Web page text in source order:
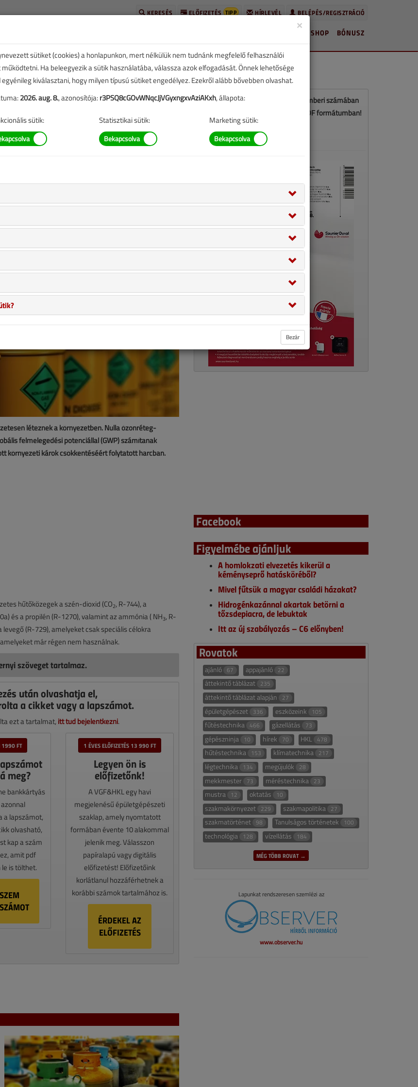
BELÉPÉS/REGISZTRÁCIÓ
HÍRLEVÉL
ELŐFIZETÉS TIPP
KERESÉS
BÓNUSZ
SHOP
TARTALOM
mára aktualitásukat veszíthették, valamint a
léteznek a környezetben. Nulla ózonréteg-
felmelegedési potenciállal (GWP) számítanak
környezeti károk csökkentéséért folytatott harcban.
hűtőközegek a szén-dioxid (CO2, R-744), a
és a propilén (R-1270), valamint az ammónia ( NH3, R-
levegő (R-729), amelyeket csak speciális célokra
amelyeket már régen nem használnak.
szöveget tartalmaz.
után olvashatja el,
a cikket vagy a lapszámot.
ezt a tartalmat, itt tud bejelentkezni.
1990 FT
meg?
bankkártyás
a lapszámot,
olvasható,
kap a szám
amit pdf
is tölthet.
1 ÉVES ELŐFIZETÉS 13 990 FT
Legyen ön is
előfizetőnk!
A VGF&HKL egy havi
megjelenésű épületgépészeti
szaklap, amely nyomtatott
formában évente 10 alakommal
jelenik meg. Válasszon
papíralapú vagy digitális
előfizetést! Előfizetőink
korlátlanul hozzáférhetnek a
korábbi számok tartalmához is.
ÉRDEKEL AZ
ELŐFIZETÉS
Ez a cikk a VGF&HKL 2020. szeptemberi számában
jelent meg. Töltse le a lapszámot PDF formátumban!
Facebook
Figyelmébe ajánljuk
A homlokzati elvezetés kikerül a
kéményseprő hatásköréből?
Mivel fűtsük a magyar családi házakat?
Hidrogénkazánnal akartak betörni a
tőzsdepiacra, de lebuktak
Itt az új szabályozás – C6 előnyben!
Rovatok
ajánló 67 appajánló 22
áttekintő táblázat 235
áttekintő táblázat alapján 27
épületgépészet 336 eszközeink 105
fűtéstechnika 466 gázellátás 73
gépészninja 10 hírek 70 HKL 478
hűtéstechnika 153 klímatechnika 217
légtechnika 134 megújulók 28
mekkmester 73 méréstechnika 23
mustra 12 oktatás 10
szakmakörnyezet 229 szakmapolitika 27
szakmatörténet 98 Tanulságos történetek 100
technológia 128 vízellátás 184
MÉG TÖBB ROVAT →
Lapunkat rendszeresen szemlézi az
www.observer.hu
×
sütiket (cookies) a honlapunkon, mert nélkülük nem tudnánk megfelelő felhasználói
Ha beleegyezik a sütik használatába, válassza azok elfogadását. Önnek lehetősége
kiválasztani, hogy milyen típusú sütiket engedélyez. Ezekről alább bővebben olvashat.
2026. aug. 8., azonosítója:r3PSQ8cGOvWNqcJjVGyxngxvAziAKxh, állapota:
sütik: Statisztikai sütik: Marketing sütik:
Bezár